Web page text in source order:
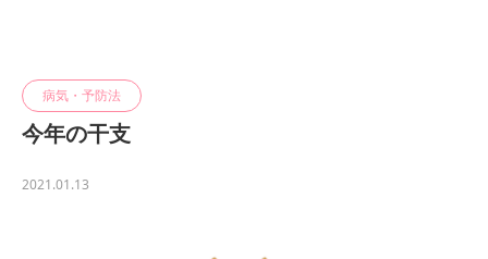
病気・予防法
今年の干支
2021.01.13